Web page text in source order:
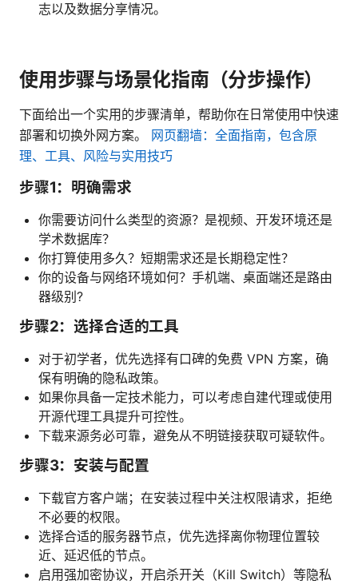
志以及数据分享情况。
使用步骤与场景化指南（分步操作）
下面给出一个实用的步骤清单，帮助你在日常使用中快速
部署和切换外网方案。 网页翻墙：全面指南，包含原
理、工具、风险与实用技巧
步骤1：明确需求
你需要访问什么类型的资源？是视频、开发环境还是
学术数据库？
你打算使用多久？短期需求还是长期稳定性？
你的设备与网络环境如何？手机端、桌面端还是路由
器级别?
步骤2：选择合适的工具
对于初学者，优先选择有口碑的免费 VPN 方案，确
保有明确的隐私政策。
如果你具备一定技术能力，可以考虑自建代理或使用
开源代理工具提升可控性。
下载来源务必可靠，避免从不明链接获取可疑软件。
步骤3：安装与配置
下载官方客户端；在安装过程中关注权限请求，拒绝
不必要的权限。
选择合适的服务器节点，优先选择离你物理位置较
近、延迟低的节点。
启用强加密协议，开启杀开关（Kill Switch）等隐私